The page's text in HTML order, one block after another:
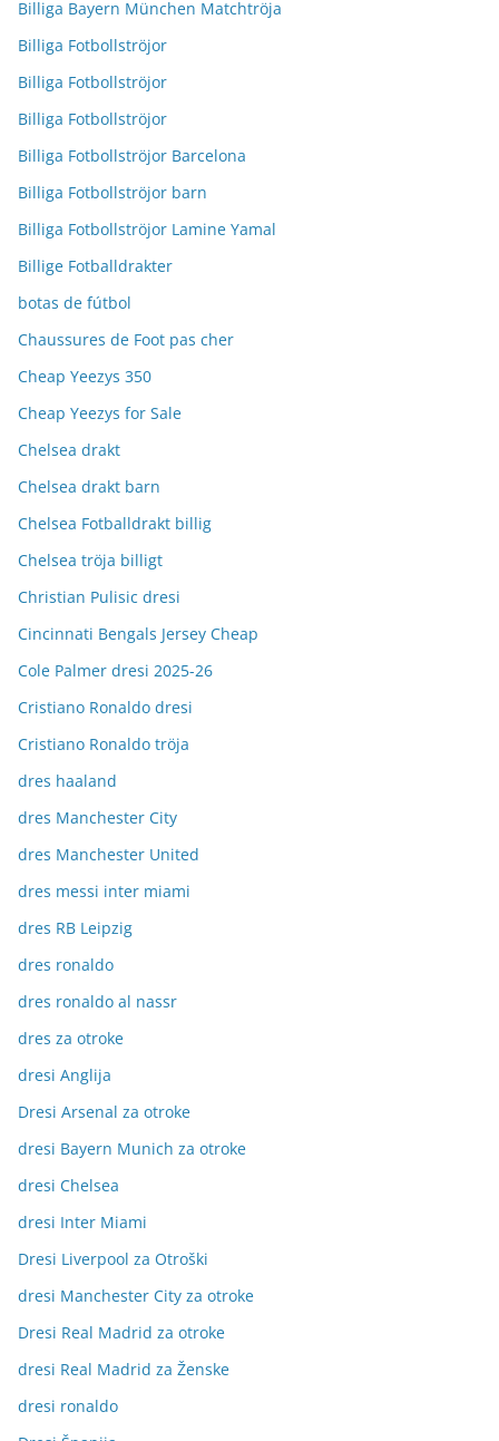
Billiga Bayern München Matchtröja
Billiga Fotbollströjor
Billiga Fotbollströjor
Billiga Fotbollströjor
Billiga Fotbollströjor Barcelona
Billiga Fotbollströjor barn
Billiga Fotbollströjor Lamine Yamal
Billige Fotballdrakter
botas de fútbol
Chaussures de Foot pas cher
Cheap Yeezys 350
Cheap Yeezys for Sale
Chelsea drakt
Chelsea drakt barn
Chelsea Fotballdrakt billig
Chelsea tröja billigt
Christian Pulisic dresi
Cincinnati Bengals Jersey Cheap
Cole Palmer dresi 2025-26
Cristiano Ronaldo dresi
Cristiano Ronaldo tröja
dres haaland
dres Manchester City
dres Manchester United
dres messi inter miami
dres RB Leipzig
dres ronaldo
dres ronaldo al nassr
dres za otroke
dresi Anglija
Dresi Arsenal za otroke
dresi Bayern Munich za otroke
dresi Chelsea
dresi Inter Miami
Dresi Liverpool za Otroški
dresi Manchester City za otroke
Dresi Real Madrid za otroke
dresi Real Madrid za Ženske
dresi ronaldo